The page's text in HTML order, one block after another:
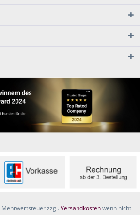
zzgl.Versandkostenwenn nicht